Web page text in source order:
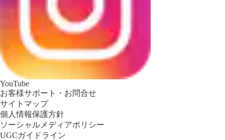
YouTube
お客様サポート・お問合せ
サイトマップ
個人情報保護方針
ソーシャルメディアポリシー
UGCガイドライン